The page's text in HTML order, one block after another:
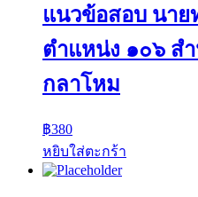
แนวข้อสอบ นา
ตำแหน่ง ๑๐๖ ส
กลาโหม
฿380
หยิบใส่ตะกร้า